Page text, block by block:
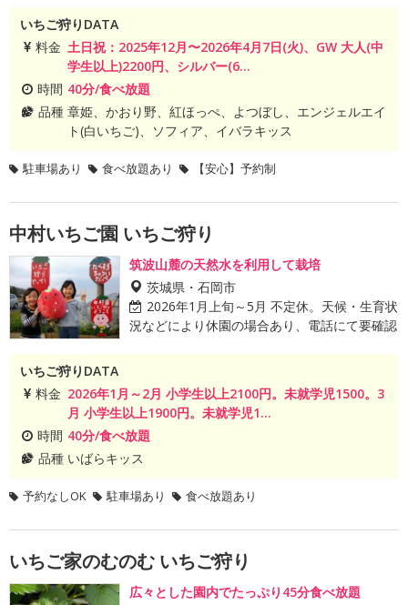
いちご狩りDATA
料金 土日祝：2025年12月〜2026年4月7日(火)、GW 大人(中
学生以上)2200円、シルバー(6...
時間 40分/食べ放題
品種 章姫、かおり野、紅ほっぺ、よつぼし、エンジェルエイ
ト(白いちご)、ソフィア、イバラキッス
駐車場あり 食べ放題あり 【安心】予約制
中村いちご園 いちご狩り
筑波山麓の天然水を利用して栽培
茨城県・石岡市
2026年1月上旬～5月 不定休。天候・生育状
況などにより休園の場合あり、電話にて要確認
いちご狩りDATA
料金 2026年1月～2月 小学生以上2100円。未就学児1500。3
月 小学生以上1900円。未就学児1...
時間 40分/食べ放題
品種 いばらキッス
予約なしOK 駐車場あり 食べ放題あり
いちご家のむのむ いちご狩り
広々とした園内でたっぷり45分食べ放題